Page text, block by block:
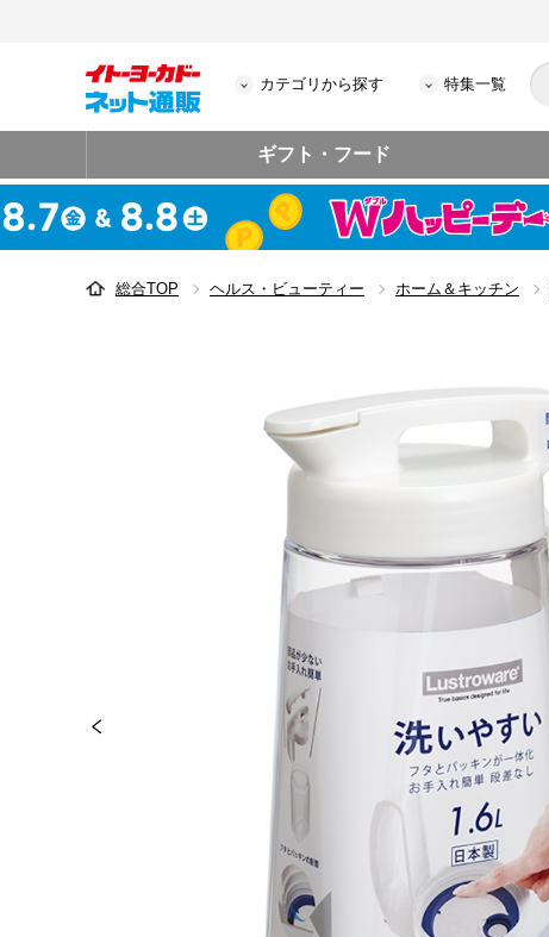
カテゴリから探す 特集一覧
ギフト・フード
総合TOP ヘルス・ビューティー ホーム＆キッチン